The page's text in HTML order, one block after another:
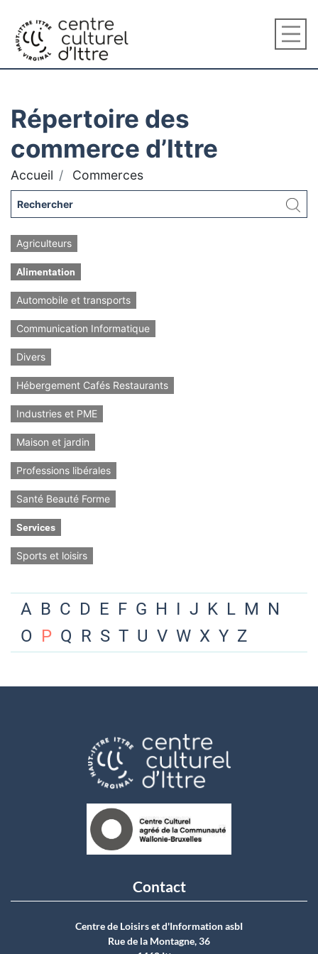
Répertoire des
commerce d’Ittre
Accueil Commerces
Agriculteurs
Alimentation
Automobile et transports
Communication Informatique
Divers
Hébergement Cafés Restaurants
Industries et PME
Maison et jardin
Professions libérales
Santé Beauté Forme
Services
Sports et loisirs
A B C D E F G H I J K L M N
O P Q R S T U V W X Y Z
Contact
Centre de Loisirs et d'Information asbI
Rue de la Montagne, 36